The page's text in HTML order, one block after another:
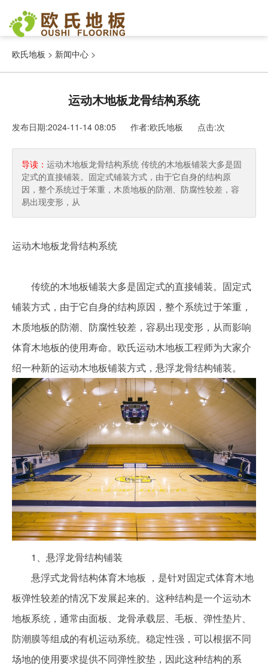
欧氏地板 > 新闻中心 >
运动木地板龙骨结构系统
发布日期:2024-11-14 08:05 作者:欧氏地板 点击:次
导读： 运动木地板龙骨结构系统 传统的木地板铺装大多是固
定式的直接铺装。固定式铺装方式，由于它自身的结构原
因，整个系统过于笨重，木质地板的防潮、防腐性较差，容
易出现变形，从
运动木地板龙骨结构系统
传统的木地板铺装大多是固定式的直接铺装。固定式
铺装方式，由于它自身的结构原因，整个系统过于笨重，
木质地板的防潮、防腐性较差，容易出现变形，从而影响
体育木地板的使用寿命。欧氏运动木地板工程师为大家介
绍一种新的运动木地板铺装方式，悬浮龙骨结构铺装。
1、悬浮龙骨结构铺装
悬浮式龙骨结构体育木地板 ，是针对固定式体育木地
板弹性较差的情况下发展起来的。这种结构是一个运动木
地板系统，通常由面板、龙骨承载层、毛板、弹性垫片、
防潮膜等组成的有机运动系统。稳定性强，可以根据不同
场地的使用要求提供不同弹性胶垫，因此这种结构的系